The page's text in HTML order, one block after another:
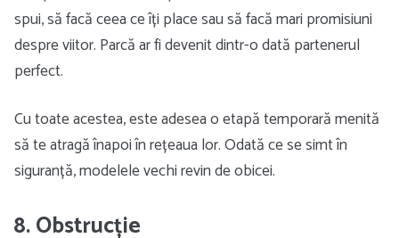
spui, să facă ceea ce îți place sau să facă mari promisiuni
despre viitor. Parcă ar fi devenit dintr-o dată partenerul
perfect.
Cu toate acestea, este adesea o etapă temporară menită
să te atragă înapoi în rețeaua lor. Odată ce se simt în
siguranță, modelele vechi revin de obicei.
8. Obstrucție